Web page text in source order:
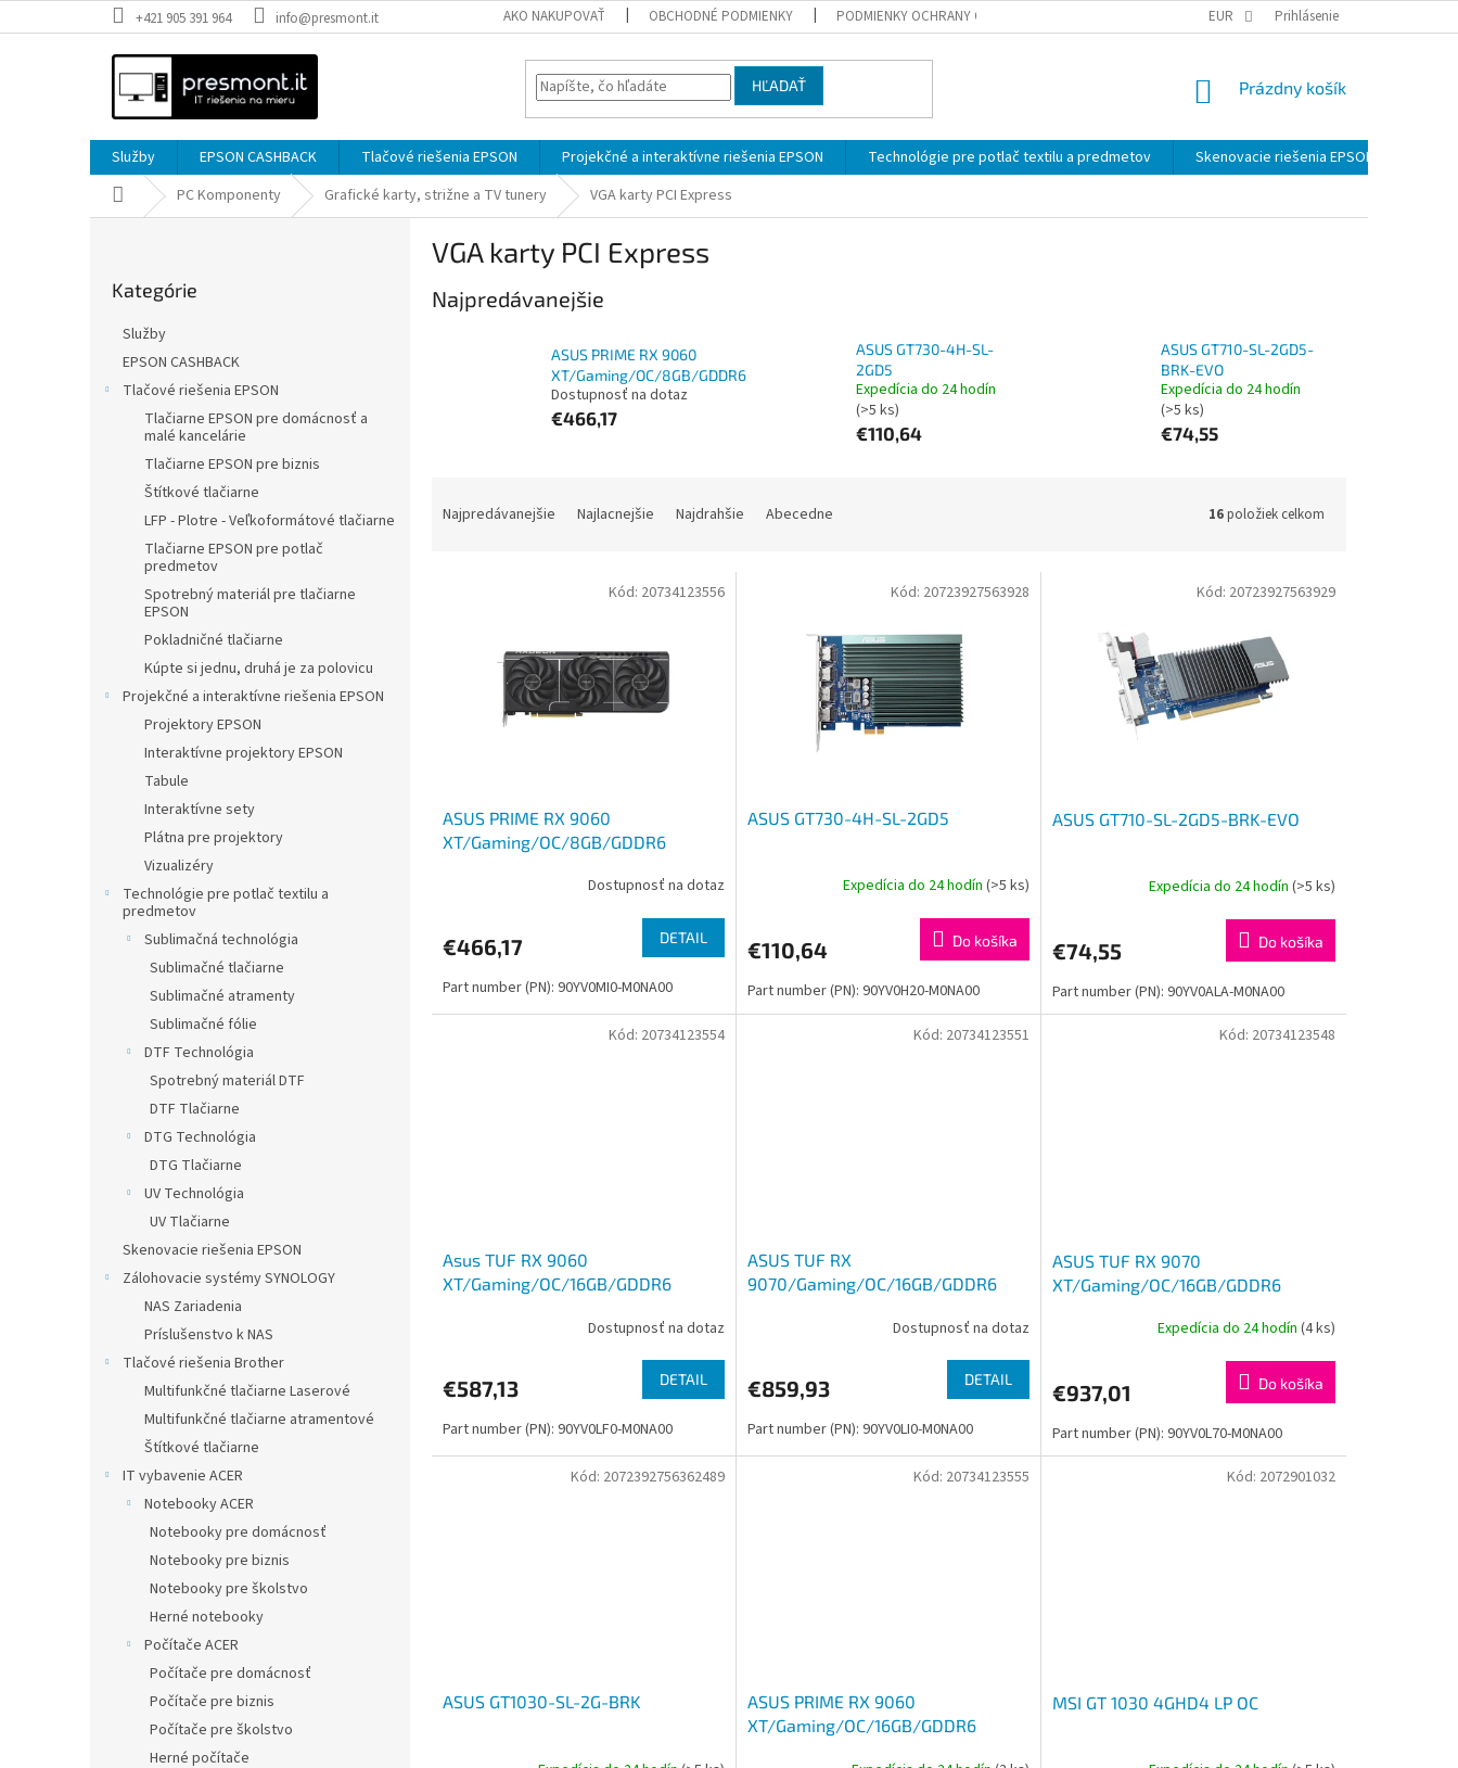
na
+421 905 391 964 info@presmont.it AKO NAKUPOVAŤ OBCHODNÉ PODMIENKY PODMIENKY OCHRANY OSOBNÝCH ÚDAJOV EUR Prihlásenie
HĽADAŤ
NÁKUPNÝ
Prázdny košík
Služby EPSON CASHBACK Tlačové riešenia EPSON Projekčné a interaktívne riešenia EPSON Technológie pre potlač textilu a predmetov Skenovacie riešenia EPSON
DomovPC Komponenty Grafické karty, strižne a TV tunery VGA karty PCI Express
kategórie
Kategórie
Služby
EPSON CASHBACK
Tlačové riešenia EPSON
Tlačiarne EPSON pre domácnosť a
malé kancelárie
Tlačiarne EPSON pre biznis
Štítkové tlačiarne
LFP - Plotre - Veľkoformátové tlačiarne
Tlačiarne EPSON pre potlač
predmetov
Spotrebný materiál pre tlačiarne
EPSON
Pokladničné tlačiarne
Kúpte si jednu, druhá je za polovicu
Projekčné a interaktívne riešenia EPSON
Projektory EPSON
Interaktívne projektory EPSON
Tabule
Interaktívne sety
Plátna pre projektory
Vizualizéry
Technológie pre potlač textilu a
predmetov
Sublimačná technológia
Sublimačné tlačiarne
Sublimačné atramenty
Sublimačné fólie
DTF Technológia
Spotrebný materiál DTF
DTF Tlačiarne
DTG Technológia
DTG Tlačiarne
UV Technológia
UV Tlačiarne
Skenovacie riešenia EPSON
Zálohovacie systémy SYNOLOGY
NAS Zariadenia
Príslušenstvo k NAS
Tlačové riešenia Brother
Multifunkčné tlačiarne Laserové
Multifunkčné tlačiarne atramentové
Štítkové tlačiarne
IT vybavenie ACER
Notebooky ACER
Notebooky pre domácnosť
Notebooky pre biznis
Notebooky pre školstvo
Herné notebooky
Počítače ACER
Počítače pre domácnosť
Počítače pre biznis
Počítače pre školstvo
Herné počítače
VGA karty PCI Express
Najpredávanejšie
ASUS PRIME RX 9060
XT/Gaming/OC/8GB/GDDR6
Dostupnosť na dotaz
€466,17
ASUS GT730-4H-SL-
2GD5
Expedícia do 24 hodín
(>5 ks)
€110,64
ASUS GT710-SL-2GD5-
BRK-EVO
Expedícia do 24 hodín
(>5 ks)
€74,55
Najpredávanejšie Najlacnejšie Najdrahšie Abecedne 16položiek celkom
ASUS PRIME RX 9060
XT/Gaming/OC/8GB/GDDR6
Dostupnosť na dotaz
€466,17 DETAIL
Part number (PN): 90YV0MI0-M0NA00
Kód: 20734123556
ASUS GT730-4H-SL-2GD5
Expedícia do 24 hodín (>5 ks)
€110,64 Do košíka
Part number (PN): 90YV0H20-M0NA00
Kód: 20723927563928
ASUS GT710-SL-2GD5-BRK-EVO
Expedícia do 24 hodín (>5 ks)
€74,55 Do košíka
Part number (PN): 90YV0ALA-M0NA00
Kód: 20723927563929
Asus TUF RX 9060
XT/Gaming/OC/16GB/GDDR6
Dostupnosť na dotaz
€587,13 DETAIL
Part number (PN): 90YV0LF0-M0NA00
Kód: 20734123554
ASUS TUF RX
9070/Gaming/OC/16GB/GDDR6
Dostupnosť na dotaz
€859,93 DETAIL
Part number (PN): 90YV0LI0-M0NA00
Kód: 20734123551
ASUS TUF RX 9070
XT/Gaming/OC/16GB/GDDR6
Expedícia do 24 hodín (4 ks)
€937,01 Do košíka
Part number (PN): 90YV0L70-M0NA00
Kód: 20734123548
ASUS GT1030-SL-2G-BRK
Kód: 2072392756362489
ASUS PRIME RX 9060
XT/Gaming/OC/16GB/GDDR6
Kód: 20734123555
MSI GT 1030 4GHD4 LP OC
Kód: 2072901032